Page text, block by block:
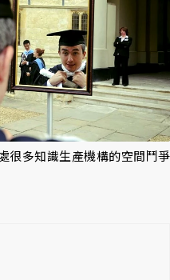
很多知識生產機構的空間鬥爭